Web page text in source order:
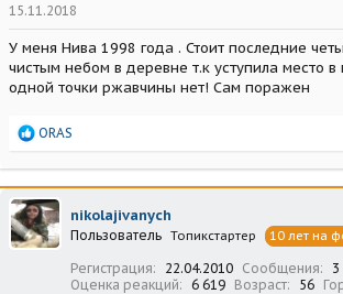
15.11.2018
У меня Нива 1998 года . Стоит последние
чистым небом в деревне т.к уступила место
одной точки ржавчины нет! Сам поражен
Р
а
к
ц
и
и
ORAS
nikolajivanych
Пользователь Топикстартер 10 лет на
Регистрация 22.04.2010 Сообщения
3
Оценка реакций
6 619 Возраст 56